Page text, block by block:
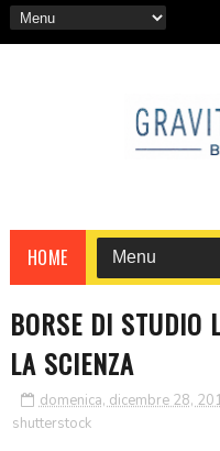
HOME
BORSE DI STUDIO
LA SCIENZA
domenica, dicembre 28,
shutterstock